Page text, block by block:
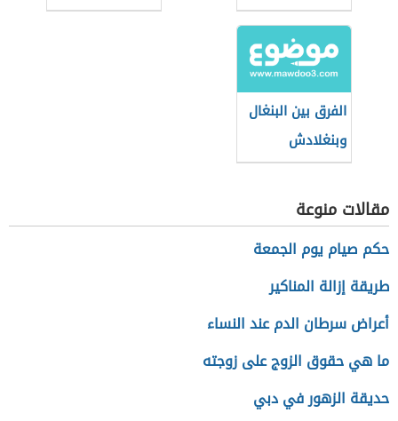
الفرق بين البنغال
وبنغلادش
مقالات منوعة
حكم صيام يوم الجمعة
طريقة إزالة المناكير
أعراض سرطان الدم عند النساء
ما هي حقوق الزوج على زوجته
حديقة الزهور في دبي